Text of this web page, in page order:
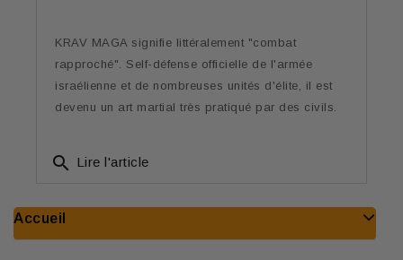
KRAV MAGA signifie littéralement "combat
rapproché". Self-défense officielle de l'armée
israélienne et de nombreuses unités d'élite, il est
devenu un art martial très pratiqué par des civils.
search Lire l'article
Accueil